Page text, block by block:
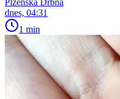
Plzeňská Drbna
dnes, 04:31
1 min